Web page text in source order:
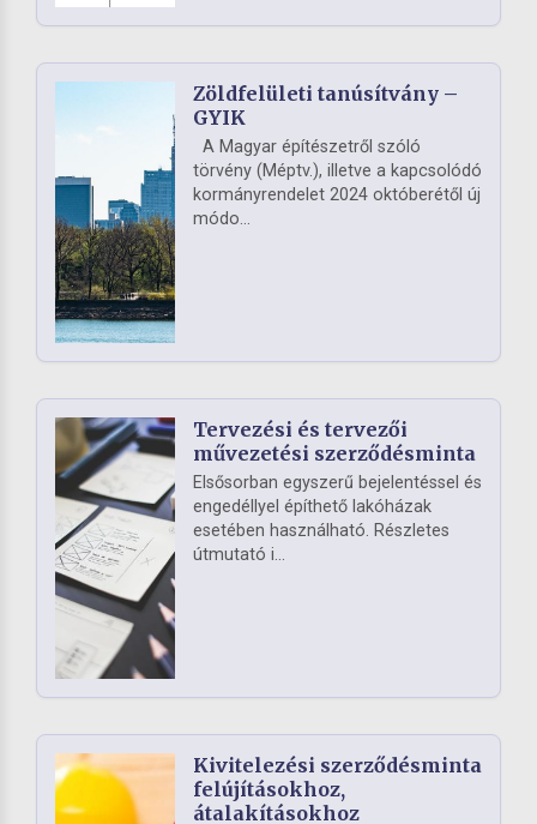
Zöldfelületi tanúsítvány –
GYIK
A Magyar építészetről szóló
törvény (Méptv.), illetve a kapcsolódó
kormányrendelet 2024 októberétől új
módo...
Tervezési és tervezői
művezetési szerződésminta
Elsősorban egyszerű bejelentéssel és
engedéllyel építhető lakóházak
esetében használható. Részletes
útmutató i...
Kivitelezési szerződésminta
felújításokhoz,
átalakításokhoz